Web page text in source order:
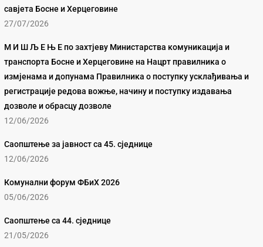
савјета Босне и Херцеговине
27/07/2026
М И Ш Љ Е Њ Е по захтјеву Министарства комуникација и
транспорта Босне и Херцеговине на Нацрт правилника о
измјенама и допунама Правилника о поступку усклађивања и
регистрације редова вожње, начину и поступку издавања
дозволе и обрасцу дозволе
12/06/2026
Саопштење за јавност са 45. сједнице
12/06/2026
Комунални форум ФБиХ 2026
05/06/2026
Саопштење са 44. сједнице
21/05/2026